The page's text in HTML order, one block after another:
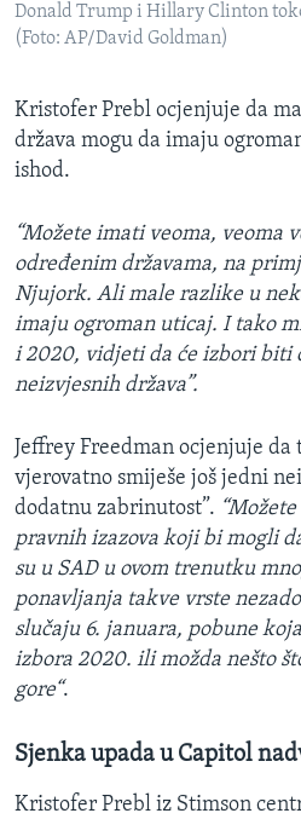
Donald Trump i Hillary Clinton
(Foto: AP/David Goldman)
Kristofer Prebl ocjenjuje da
država mogu da imaju
ishod.
“Možete imati veoma, veoma
određenim državama, na
Njujork. Ali male razlike u
imaju ogroman uticaj. I tako
i 2020, vidjeti da će izbori biti
neizvjesnih država”.
Jeffrey Freedman ocjenjuje da
vjerovatno smiješe još jedni
dodatnu zabrinutost”. “Možete
pravnih izazova koji bi mogli
su u SAD u ovom trenutku
ponavljanja takve vrste
slučaju 6. januara, pobune
izbora 2020. ili možda nešto
gore“.
Sjenka upada u Capitol
Kristofer Prebl iz Stimson